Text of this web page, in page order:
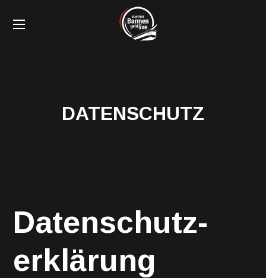
DATENSCHUTZ
Datenschutz­
erklärung